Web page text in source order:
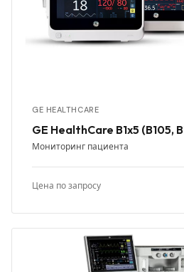
GE HEALTHCARE
GE HealthCare B1x5 (B105,
Мониторинг пациента
Цена по запросу